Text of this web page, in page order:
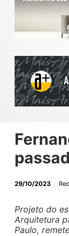
29/10/2023
Projeto do
Arquitetura
Paulo,